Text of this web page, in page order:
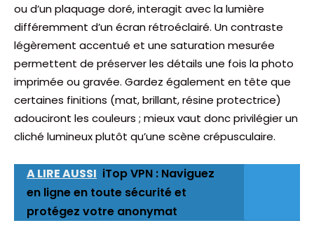
ou d’un plaquage doré, interagit avec la lumière
différemment d’un écran rétroéclairé. Un contraste
légèrement accentué et une saturation mesurée
permettent de préserver les détails une fois la photo
imprimée ou gravée. Gardez également en tête que
certaines finitions (mat, brillant, résine protectrice)
adouciront les couleurs ; mieux vaut donc privilégier un
cliché lumineux plutôt qu’une scène crépusculaire.
A LIRE AUSSI iTop VPN : Naviguez
en ligne en toute sécurité et
protégez votre anonymat